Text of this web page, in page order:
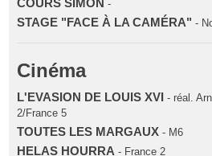
COURS SIMON -
STAGE "FACE À LA CAMÉRA" -
Cinéma
L'EVASION DE LOUIS XVI - réal.
2/France 5
TOUTES LES MARGAUX - M6
HELAS HOURRA - France 2